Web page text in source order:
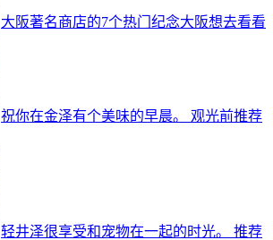
大阪著名商店的7个热门纪念大阪想去看看
祝你在金泽有个美味的早晨。 观光前推荐
轻井泽很享受和宠物在一起的时光。 推荐